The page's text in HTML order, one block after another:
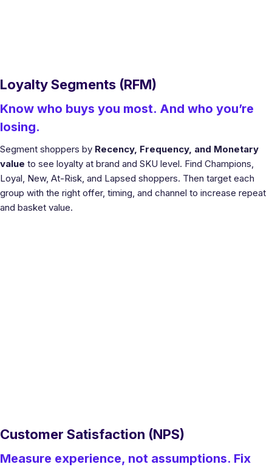
Loyalty Segments (RFM)
Know who buys you most. And who you’re
losing.
Segment shoppers by Recency, Frequency, and Monetary
value to see loyalty at brand and SKU level. Find Champions,
Loyal, New, At-Risk, and Lapsed shoppers. Then target each
group with the right offer, timing, and channel to increase repeat
and basket value.
Customer Satisfaction (NPS)
Measure experience, not assumptions. Fix